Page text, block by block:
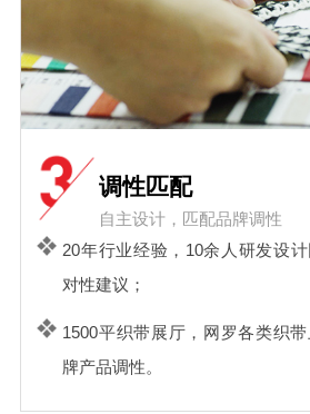
调性匹配
自主设计，匹配品牌调性
20年行业经验，10余人研发设
对性建议；
1500平织带展厅，网罗各类织
牌产品调性。